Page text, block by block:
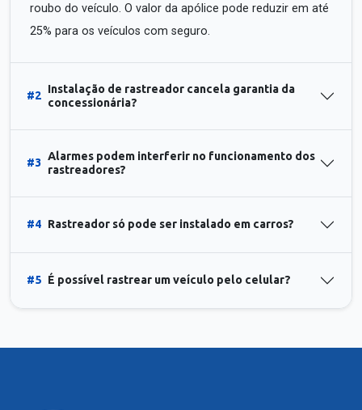
roubo do veículo. O valor da apólice pode reduzir em até
25% para os veículos com seguro.
#2
Instalação de rastreador cancela garantia da
concessionária?
#3
Alarmes podem interferir no funcionamento dos
rastreadores?
#4 Rastreador só pode ser instalado em carros?
#5 É possível rastrear um veículo pelo celular?